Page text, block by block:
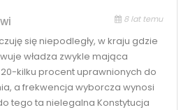
8 lat temu
się niepodległy, w kraju gdzie
władza zwykle mająca
kilku procent uprawnionych do
a frekwencja wyborcza wynosi
tego ta nielegalna Konstytucja